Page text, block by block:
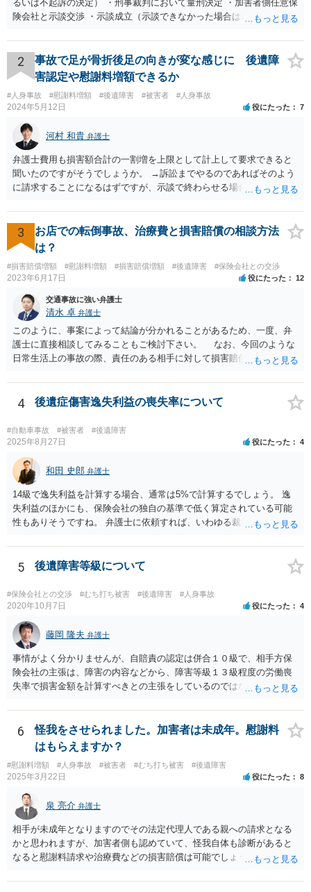
るいは不起訴の決定） ・刑事裁判において量刑決定 ・加害者側任意保
険会社と示談交渉 ・示談成立（示談できなかった場合は裁判） となり
加害者に対する処罰感情など尋ねられるはずですので、率直にお答え
になるとよいと思います。
2
事故で足が骨折後足の向きが変な感じに 後遺障
害認定や慰謝料増額できるか
#人身事故 #慰謝料増額 #後遺障害 #被害者 #人身事故
2024年5月12日 役にたった 7
河村 和貴 弁護士
弁護士費用も損害額合計の一割増を上限として計上して要求できると
聞いたのですがそうでしょうか。 →訴訟までやるのであればそのよう
に請求することになるはずですが、示談で終わらせる場合には、そこ
ならほとんど充足できるか多くが返ってくるイメージなので頼むのも
いいかなと思うのですが。 →LAC基準でもそうかもしれませんし、交
通事故事案ではより定額の費用としている法律事務所も多いように思
います。費用面も含めて、弁護士さんを検討してみるとよいかもしれ
ませんね。 かなり具体的な話も多くなっているので、法律事務所に問
い合わせてみるとよいと思います。
3
お店での転倒事故、治療費と損害賠償の相談方法
は？
#損害賠償増額 #慰謝料増額 #損害賠償増額 #後遺障害 #保険会社との交渉
2023年6月17日 役にたった 12
交通事故に強い弁護士
清水 卓 弁護士
このように、事案によって結論が分かれることがあるため、一度、弁
護士に直接相談してみることもご検討下さい。 なお、今回のような
日常生活上の事故の際、責任のある相手に対して損害賠償請求する際
す（ご自宅の火災保険や自動車の任意保険等を確認してみて下さい。
加入したつもりがなくても、確認してみたら付いていたということが
4 後遺症傷害逸失利益の喪失率について
#自動車事故 #被害者 #後遺障害
2025年8月27日 役にたった 4
和田 史郎 弁護士
14級で逸失利益を計算する場合、通常は5%で計算するでしょう。 逸
失利益のほかにも、保険会社の独自の基準で低く算定されている可能
性もありそうですね。 弁護士に依頼すれば、いわゆる裁判基準程度の
5 後遺障害等級について
#保険会社との交渉 #むち打ち被害 #後遺障害 #人身事故
2020年10月7日 役にたった 4
藤岡 隆夫 弁護士
事情がよく分かりませんが、自賠責の認定は併合１０級で、相手方保
険会社の主張は、障害の内容などから、障害等級１３級程度の労働喪
失率で損害金額を計算すべきとの主張をしているのではないでしょう
ので、弁護士を交代しても状況は変わらないでしょう。今の弁護士と
十分に打ち合わせをすることが重要だと思います。
6
怪我をさせられました。加害者は未成年。慰謝料
はもらえますか？
#慰謝料増額 #人身事故 #被害者 #むち打ち被害 #後遺障害
2025年3月22日 役にたった 8
泉 亮介 弁護士
相手が未成年となりますのでその法定代理人である親への請求となる
かと思われますが、加害者側も認めていて、怪我自体も診断があると
なると慰謝料請求や治療費などの損害賠償は可能でしょう。 整骨院へ
い場合が多いです。 また、保険会社から提案される金額は低めに出さ